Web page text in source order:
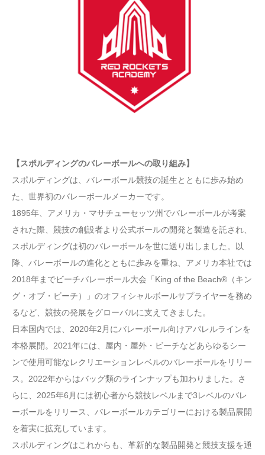
【スポルディングのバレーボールへの取り組み】
スポルディングは、バレーボール競技の誕生とともに歩み始め
た、世界初のバレーボールメーカーです。
1895年、アメリカ・マサチューセッツ州でバレーボールが考案
された際、競技の創設者より公式ボールの開発と製造を託され、
スポルディングは初のバレーボールを世に送り出しました。以
降、バレーボールの進化とともに歩みを重ね、アメリカ本社では
2018年までビーチバレーボール大会「King of the Beach®（キン
グ・オブ・ビーチ）」のオフィシャルボールサプライヤーを務め
るなど、競技の発展をグローバルに支えてきました。
日本国内では、2020年2月にバレーボール向けアパレルラインを
本格展開。2021年には、屋内・屋外・ビーチなどあらゆるシー
ンで使用可能なレクリエーションレベルのバレーボールをリリー
ス。2022年からはバッグ類のラインナップも加わりました。さ
らに、2025年6月には初心者から競技レベルまで3レベルのバレ
ーボールをリリース、バレーボールカテゴリーにおける製品展開
を着実に拡充しています。
スポルディングはこれからも、革新的な製品開発と競技支援を通